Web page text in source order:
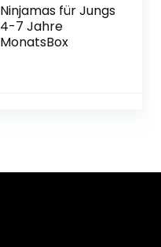
Ninjamas für Jungs
4-7 Jahre
MonatsBox